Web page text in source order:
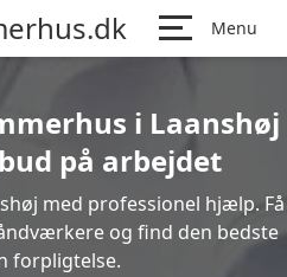
Menu
i Laanshøj
på arbejdet
med professionel hjælp. Få
og find den bedste
forpligtelse.